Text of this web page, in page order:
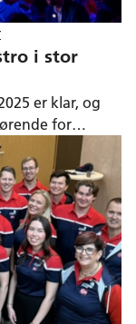
i stor
er klar, og
for
møteplass
og
frem som